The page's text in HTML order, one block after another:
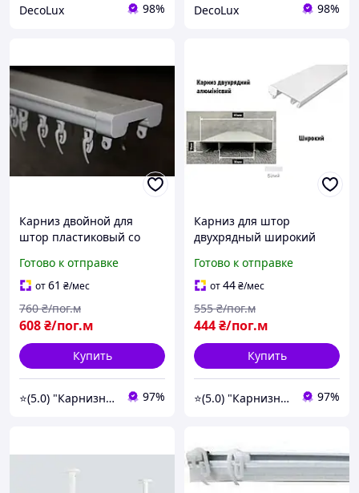
DecoLux 98% DecoLux 98%
Карниз двойной для
штор пластиковый со
фурнитурой двухрядный
Lux М | Карнизный гуру
Готово к отправке
от61 ₴/мес
608₴/пог.м
760 ₴/пог.м
Купить
⭐️(5.0) "Карнизный Гуру" интернет-магазин карнизов, штор, гардин и жалюзи 97%
Карниз для штор
двухрядный широкий
Готово к отправке
от44₴/мес
444₴/пог.м
555 ₴/пог.м
Купить
⭐️(5.0) "Карнизный Гуру" интернет-магазин карнизов, штор, гардин и жалюзи 97%